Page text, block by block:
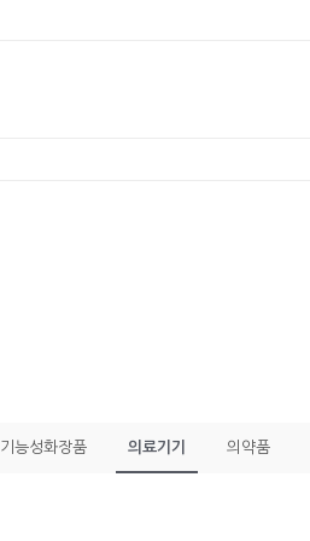
기능성화장품 의료기기 의약품